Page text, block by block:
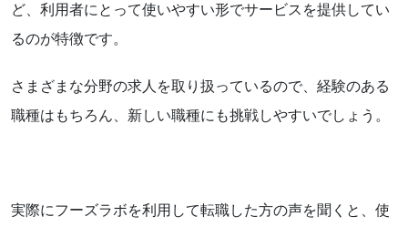
ど、利用者にとって使いやすい形でサービスを提供してい
るのが特徴です。
さまざまな分野の求人を取り扱っているので、経験のある
職種はもちろん、新しい職種にも挑戦しやすいでしょう。
実際にフーズラボを利用して転職した方の声を聞くと、使